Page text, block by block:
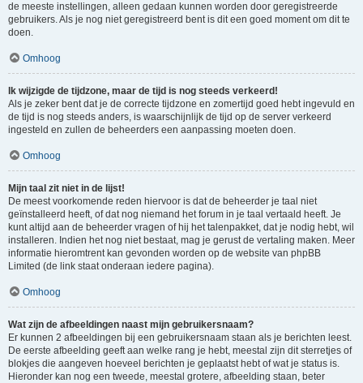
de meeste instellingen, alleen gedaan kunnen worden door geregistreerde
gebruikers. Als je nog niet geregistreerd bent is dit een goed moment om dit te
doen.
Omhoog
Ik wijzigde de tijdzone, maar de tijd is nog steeds verkeerd!
Als je zeker bent dat je de correcte tijdzone en zomertijd goed hebt ingevuld en
de tijd is nog steeds anders, is waarschijnlijk de tijd op de server verkeerd
ingesteld en zullen de beheerders een aanpassing moeten doen.
Omhoog
Mijn taal zit niet in de lijst!
De meest voorkomende reden hiervoor is dat de beheerder je taal niet
geïnstalleerd heeft, of dat nog niemand het forum in je taal vertaald heeft. Je
kunt altijd aan de beheerder vragen of hij het talenpakket, dat je nodig hebt, wil
installeren. Indien het nog niet bestaat, mag je gerust de vertaling maken. Meer
informatie hieromtrent kan gevonden worden op de website van phpBB
Limited (de link staat onderaan iedere pagina).
Omhoog
Wat zijn de afbeeldingen naast mijn gebruikersnaam?
Er kunnen 2 afbeeldingen bij een gebruikersnaam staan als je berichten leest.
De eerste afbeelding geeft aan welke rang je hebt, meestal zijn dit sterretjes of
blokjes die aangeven hoeveel berichten je geplaatst hebt of wat je status is.
Hieronder kan nog een tweede, meestal grotere, afbeelding staan, beter